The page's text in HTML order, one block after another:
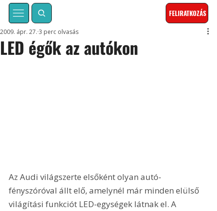
FELIRATKOZÁS
LED égők az autókon
2009. ápr. 27. 3 perc olvasás
Az Audi világszerte elsőként olyan autó-
fényszóróval állt elő, amelynél már minden elülső
világítási funkciót LED-egységek látnak el. A